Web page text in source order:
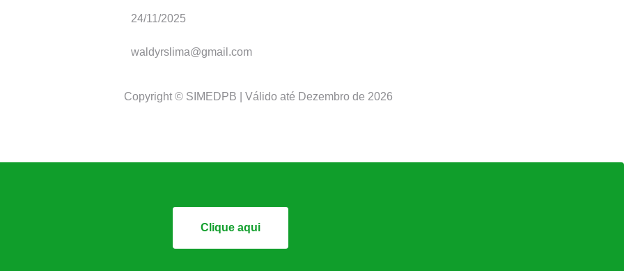
24/11/2025
waldyrslima@gmail.com
Copyright © SIMEDPB | Válido até Dezembro de 2026
Clique aqui